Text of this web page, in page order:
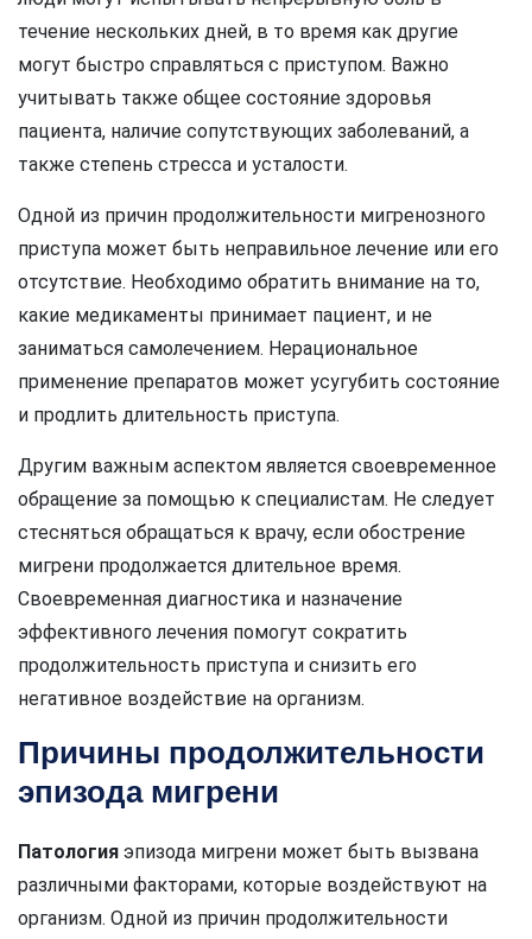
течение нескольких дней, в то время как другие
могут быстро справляться с приступом. Важно
учитывать также общее состояние здоровья
пациента, наличие сопутствующих заболеваний, а
также степень стресса и усталости.
Одной из причин продолжительности мигренозного
приступа может быть неправильное лечение или его
отсутствие. Необходимо обратить внимание на то,
какие медикаменты принимает пациент, и не
заниматься самолечением. Нерациональное
применение препаратов может усугубить состояние
и продлить длительность приступа.
Другим важным аспектом является своевременное
обращение за помощью к специалистам. Не следует
стесняться обращаться к врачу, если обострение
мигрени продолжается длительное время.
Своевременная диагностика и назначение
эффективного лечения помогут сократить
продолжительность приступа и снизить его
негативное воздействие на организм.
Причины продолжительности
эпизода мигрени
Патология эпизода мигрени может быть вызвана
различными факторами, которые воздействуют на
организм. Одной из причин продолжительности